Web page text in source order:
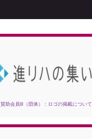
賛助会員B（団体）：ロゴの掲載について